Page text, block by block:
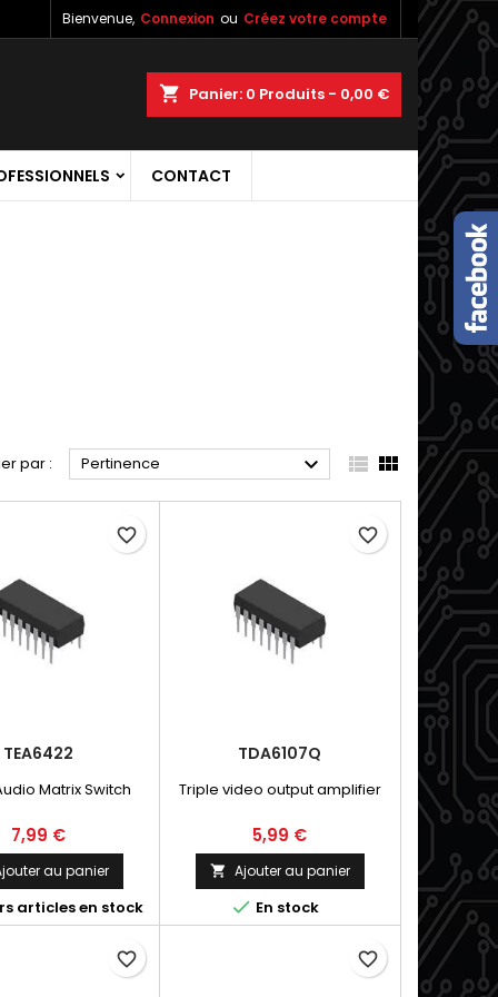
Bienvenue, Connexion ou Créez votre compte
shopping_cart Panier: 0 Produits - 0,00 €
CONTACT
par : Pertinence   
TEA6422
Matrix Switch
7,99 €
au panier
articles en stock
favorite_border
TDA6107Q
Triple video output amplifier
5,99 €
 Ajouter au panier
 En stock
favorite_border
favorite_border favorite_border